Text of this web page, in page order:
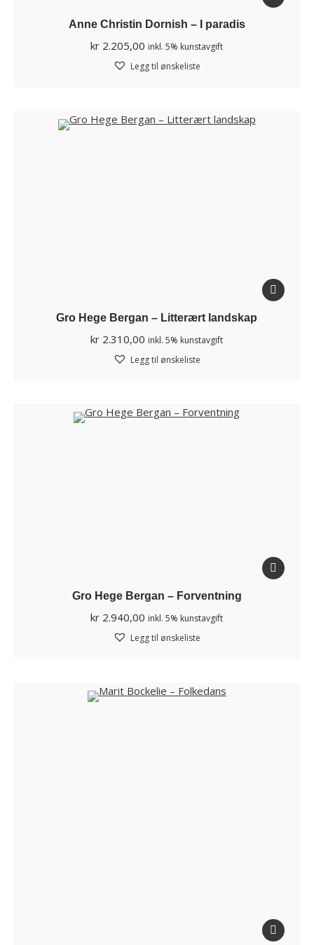
Anne Christin Dornish – I paradis
kr 2.205,00 inkl. 5% kunstavgift
Legg til ønskeliste
Gro Hege Bergan – Litterært landskap
kr 2.310,00 inkl. 5% kunstavgift
Legg til ønskeliste
Gro Hege Bergan – Forventning
kr 2.940,00 inkl. 5% kunstavgift
Legg til ønskeliste